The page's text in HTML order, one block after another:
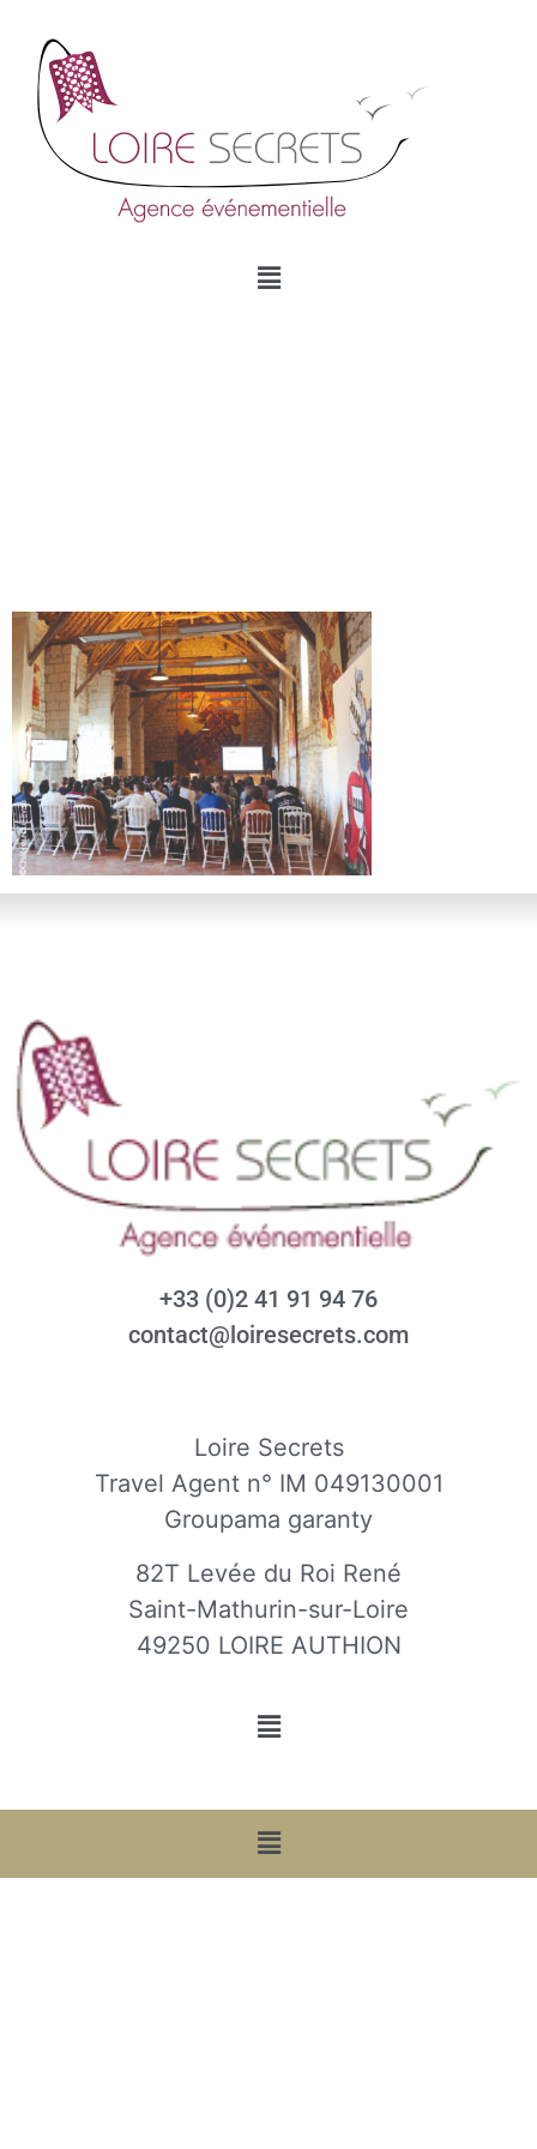
+33 (0)2 41 91 94 76
contact@loiresecrets.com
Loire Secrets
Travel Agent n° IM 049130001
Groupama garanty
82T Levée du Roi René
Saint-Mathurin-sur-Loire
49250 LOIRE AUTHION